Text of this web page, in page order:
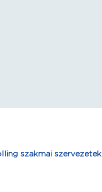
szakmai szervezetek